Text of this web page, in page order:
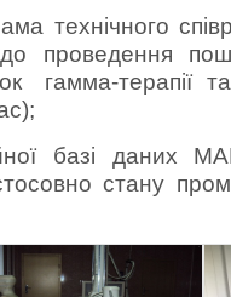
технічного
проведення
гамма-терапії та
базі даних
стану